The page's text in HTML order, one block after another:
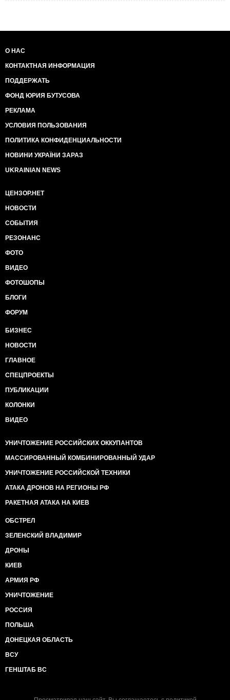
О НАС
КОНТАКТНАЯ ИНФОРМАЦИЯ
ПОДДЕРЖАТЬ
ФОНД ЮРИЯ БУТУСОВА
РЕКЛАМА
УСЛОВИЯ ПОЛЬЗОВАНИЯ
ПОЛИТИКА КОНФИДЕНЦИАЛЬНОСТИ
НОВИНИ УКРАЇНИ ЗАРАЗ
UKRAINIAN NEWS
ЦЕНЗОР.НЕТ
НОВОСТИ
СОБЫТИЯ
РЕЗОНАНС
ФОТО
ВИДЕО
ФОТОШОПЫ
БЛОГИ
ФОРУМ
БИЗНЕС
НОВОСТИ
ГЛАВНОЕ
СПЕЦПРОЕКТЫ
ПУБЛИКАЦИИ
КОЛОНКИ
ВИДЕО
УНИЧТОЖЕНИЕ РОССИЙСКИХ ОККУПАНТОВ
МАССИРОВАННЫЙ КОМБИНИРОВАННЫЙ УДАР
УНИЧТОЖЕНИЕ РОССИЙСКОЙ ТЕХНИКИ
АТАКА ДРОНОВ НА РЕГИОНЫ РФ
РАКЕТНАЯ АТАКА НА КИЕВ
ОБСТРЕЛ
ЗЕЛЕНСКИЙ ВЛАДИМИР
ДРОНЫ
КИЕВ
АРМИЯ РФ
УНИЧТОЖЕНИЕ
РОССИЯ
ПОЛЬША
ДОНЕЦКАЯ ОБЛАСТЬ
ВСУ
ГЕНШТАБ ВС